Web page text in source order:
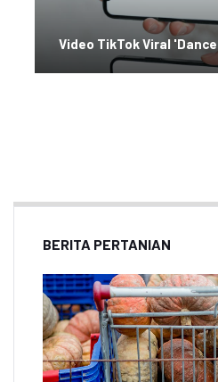
Video TikTok Viral
BERITA PERTANIAN